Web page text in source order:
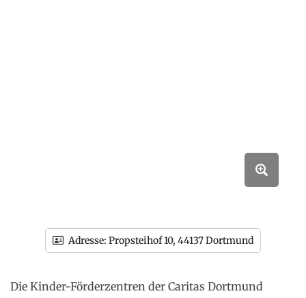
Adresse: Propsteihof 10, 44137 Dortmund
Die Kinder-Förderzentren der Caritas Dortmund